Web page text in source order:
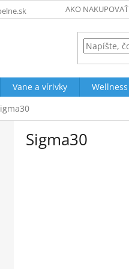
AKO NAKUPOVAŤ
Vane a vírivky Wellness
Sigma30